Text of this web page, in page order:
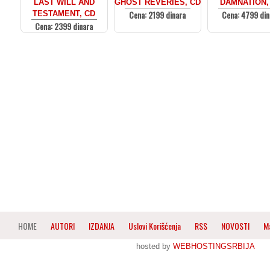
LAST WILL AND
TESTAMENT, CD
Cena: 2399 dinara
GHOST REVERIES, CD
Cena: 2199 dinara Cena: 4799
HOME AUTORI IZDANJA Uslovi Korišćenja RSS NOVOSTI
hosted by WEBHOSTINGSRBIJA